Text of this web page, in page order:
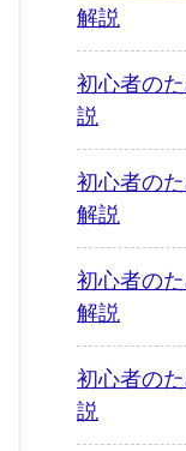
解説
初心者の
説
初心者の
解説
初心者の
解説
初心者の
説